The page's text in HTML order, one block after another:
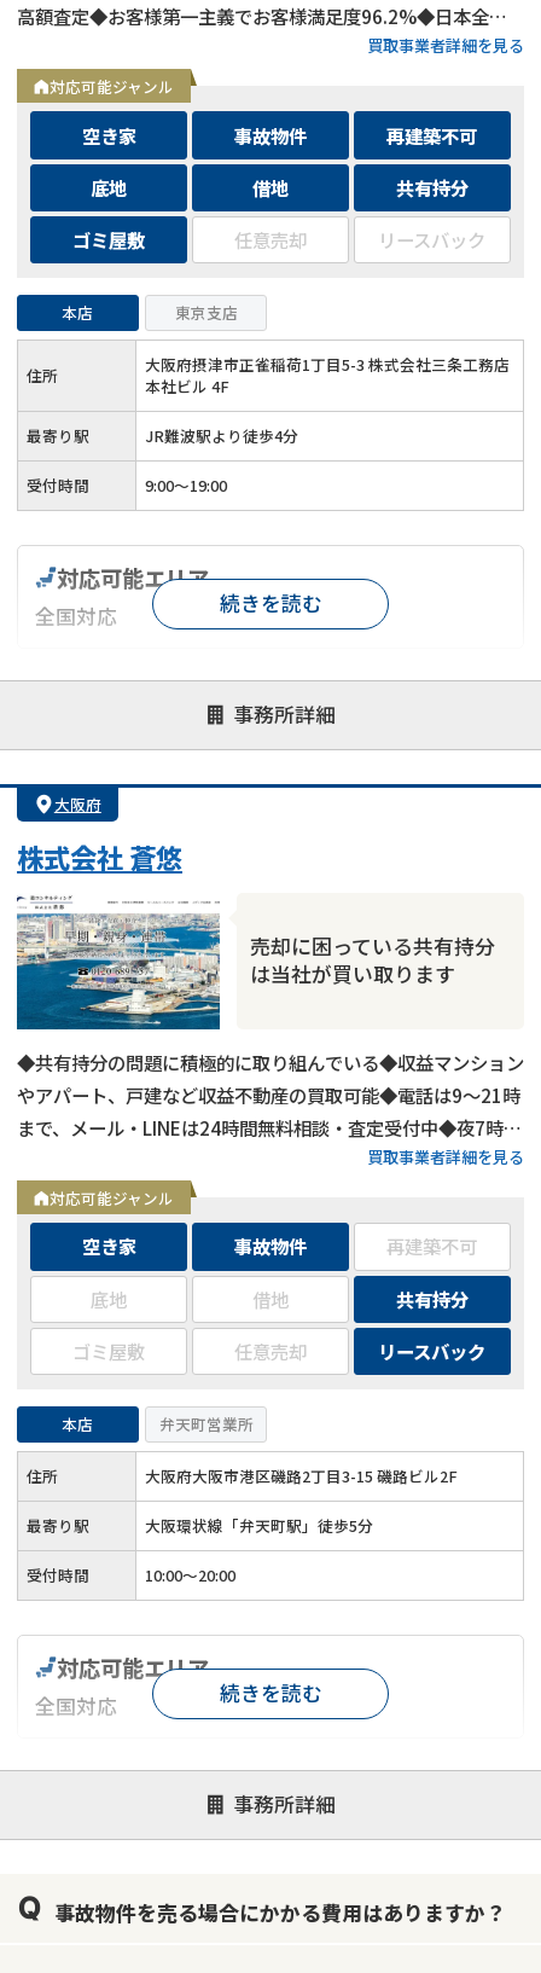
高額査定◆お客様第一主義でお客様満足度96.2%◆日本全国
買取事業者詳細を見る
対応可能ジャンル
空き家 事故物件
再建築不可
底地
借地
共有持分
ゴミ屋敷
任意売却 リースバック
本店 東京支店
住所
大阪府摂津市正雀稲荷1丁目5-3 株式会社三条工務店
本社ビル 4F
最寄り駅 JR難波駅より徒歩4分
受付時間 9:00～19:00
事務所詳細
対応可能エリア
全国対応
対応が親身 オンライン面談可能
レスポンスが早い
1億円以上の買取可
続きを読む
大阪府
株式会社 蒼悠
売却に困っている共有持分
は当社が買い取ります
◆共有持分の問題に積極的に取り組んでいる◆収益マンション
やアパート、戸建など収益不動産の買取可能◆電話は9～21時
まで、メール・LINEは24時間無料相談・査定受付中◆夜7時以
買取事業者詳細を見る
対応可能ジャンル
空き家 事故物件
再建築不可
底地
借地
共有持分
ゴミ屋敷
任意売却 リースバック
本店 弁天町営業所
住所 大阪府大阪市港区磯路2丁目3-15 磯路ビル2F
最寄り駅 大阪環状線「弁天町駅」徒歩5分
受付時間 10:00～20:00
事務所詳細
対応可能エリア
全国対応
対応が親身 オンライン面談可能
レスポンスが早い
1億円以上の買取可
続きを読む
事故物件を売る場合にかかる費用はありますか？